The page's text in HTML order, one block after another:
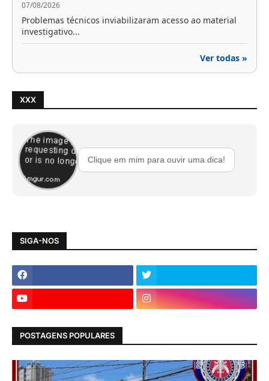
07/08/2026
Problemas técnicos inviabilizaram acesso ao material
investigativo...
Ver todas »
XXX
Clique em mim para ouvir uma dica!
SIGA-NOS
POSTAGENS POPULARES